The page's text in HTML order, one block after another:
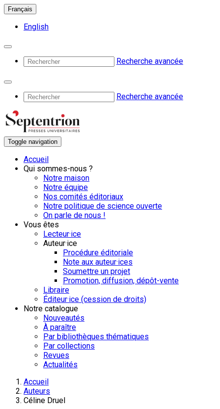
Français
English
Recherche avancée
Recherche avancée
Toggle navigation
Accueil
Qui sommes-nous ?
Notre maison
Notre équipe
Nos comités éditoriaux
Notre politique de science ouverte
On parle de nous !
Vous êtes
Lecteur·ice
Auteur·ice
Procédure éditoriale
Note aux auteur·ices
Soumettre un projet
Promotion, diffusion, dépôt-vente
Libraire
Éditeur·ice (cession de droits)
Notre catalogue
Nouveautés
À paraître
Par bibliothèques thématiques
Par collections
Revues
Actualités
Accueil
Auteurs
Céline Druel